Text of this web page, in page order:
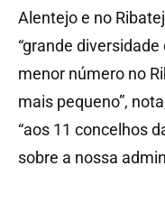
Alentejo e no
“grande
menor número no
mais pequeno”,
“aos 11 concelhos
sobre a nossa